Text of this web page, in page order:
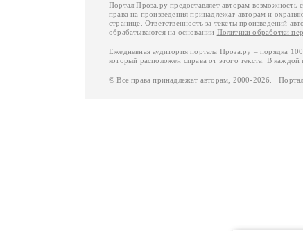
Портал Проза.ру предоставляет авторам
права на произведения принадлежат авторам и
странице. Ответственность за тексты произведений
обрабатываются на основании Политики обработки
Ежедневная аудитория портала Проза.ру – порядка
который расположен справа от этого текста. В каждой
© Все права принадлежат авторам, 2000-2026.